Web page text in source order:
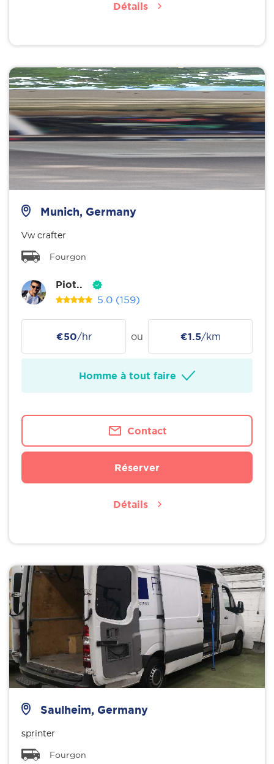
Détails
Munich, Germany
Vw crafter
Fourgon
Piot..
5.0 (159)
€50/hr ou €1.5/km
Homme à tout faire
Contact
Réserver
Détails
Saulheim, Germany
sprinter
Fourgon